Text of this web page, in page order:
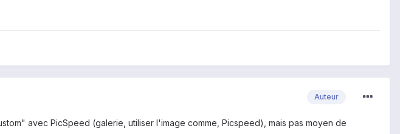
Auteur
avec PicSpeed (galerie, utiliser l'image comme, Picspeed), mais pas moyen de